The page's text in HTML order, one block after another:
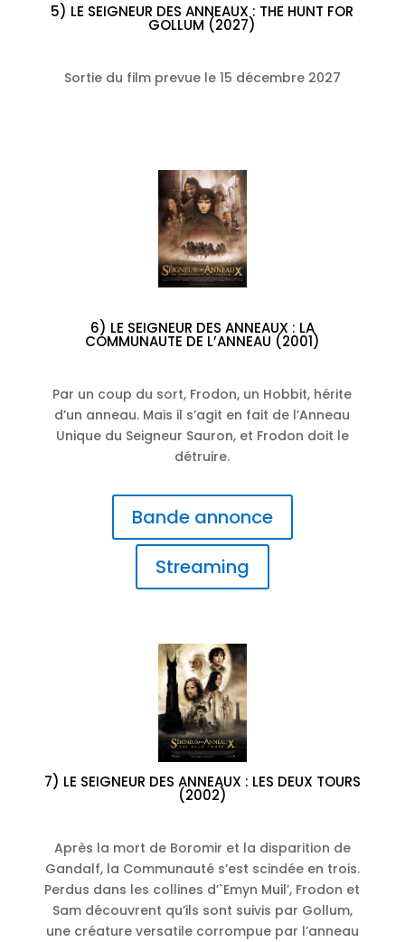
5) LE SEIGNEUR DES ANNEAUX : THE HUNT FOR
GOLLUM (2027)
Sortie du film prevue le 15 décembre 2027
6) LE SEIGNEUR DES ANNEAUX : LA
COMMUNAUTE DE L’ANNEAU (2001)
Par un coup du sort, Frodon, un Hobbit, hérite
d’un anneau. Mais il s’agit en fait de l’Anneau
Unique du Seigneur Sauron, et Frodon doit le
détruire.
Bande annonce
Streaming
7) LE SEIGNEUR DES ANNEAUX : LES DEUX TOURS
(2002)
Après la mort de Boromir et la disparition de
Gandalf, la Communauté s’est scindée en trois.
Perdus dans les collines d’`Emyn Muil’, Frodon et
Sam découvrent qu’ils sont suivis par Gollum,
une créature versatile corrompue par l’anneau